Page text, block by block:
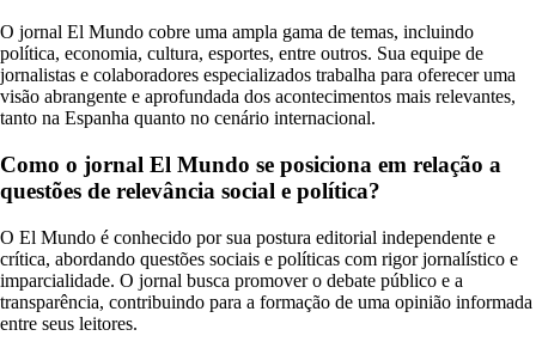
O jornal El Mundo cobre uma ampla gama de temas, incluindo
política, economia, cultura, esportes, entre outros. Sua equipe de
jornalistas e colaboradores especializados trabalha para oferecer uma
visão abrangente e aprofundada dos acontecimentos mais relevantes,
tanto na Espanha quanto no cenário internacional.
Como o jornal El Mundo se posiciona em relação a
questões de relevância social e política?
O El Mundo é conhecido por sua postura editorial independente e
crítica, abordando questões sociais e políticas com rigor jornalístico e
imparcialidade. O jornal busca promover o debate público e a
transparência, contribuindo para a formação de uma opinião informada
entre seus leitores.